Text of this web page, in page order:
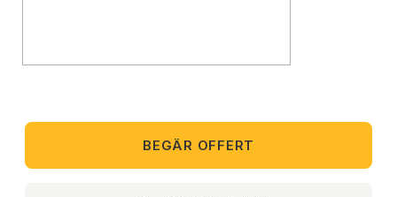
BEGÄR OFFERT